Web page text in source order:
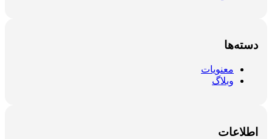
دسته‌ها
معنویات
وبلاگ
اطلاعات